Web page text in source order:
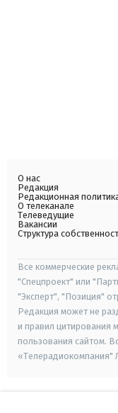
О нас
Редакция
Редакционная
О телеканале
Телеведущие
Вакансии
Структура
Все коммерческие
"Спецпроект" или
"Эксперт", "Позиция"
Редакция может не
и правил цитирования
пользования сайтом.
«Телерадиокомпания"